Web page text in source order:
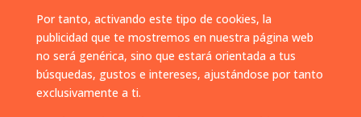
Por tanto, activando este tipo de cookies, la
publicidad que te mostremos en nuestra página web
no será genérica, sino que estará orientada a tus
búsquedas, gustos e intereses, ajustándose por tanto
exclusivamente a ti.